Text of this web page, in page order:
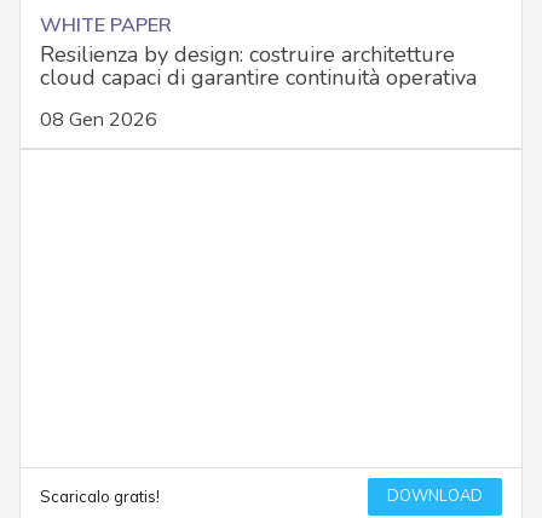
WHITE PAPER
Resilienza by design: costruire architetture
cloud capaci di garantire continuità operativa
08 Gen 2026
Scaricalo gratis! DOWNLOAD